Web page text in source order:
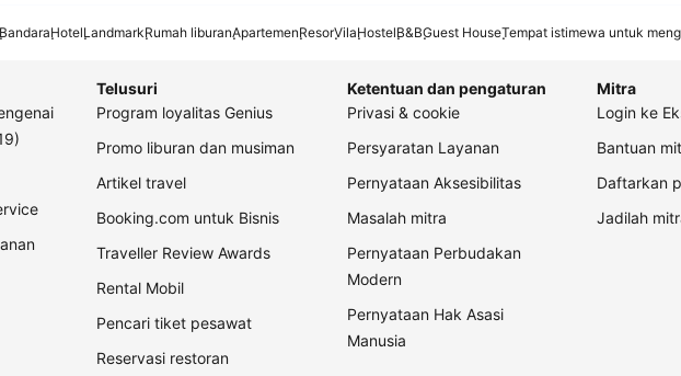
BandaraHotelLandmarkRumah liburanApartemenResorVilaHostelB&BGuest HouseTempat istimewa untuk
Telusuri
Program loyalitas Genius
Promo liburan dan musiman
Artikel travel
Booking.com untuk Bisnis
Traveller Review Awards
Rental Mobil
Pencari tiket pesawat
Reservasi restoran
Ketentuan dan pengaturan
Privasi & cookie
Persyaratan Layanan
Pernyataan Aksesibilitas
Masalah mitra
Pernyataan Perbudakan
Modern
Pernyataan Hak Asasi
Manusia
Mitra
Login ke
Bantuan
Daftarkan
Jadilah